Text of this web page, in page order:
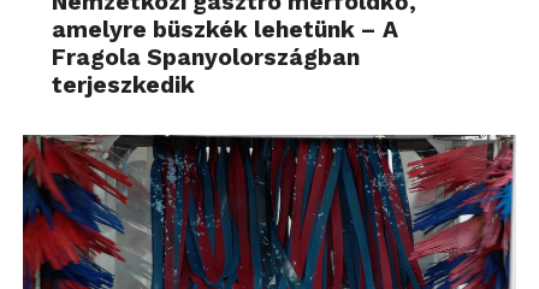
mennyezeten, a képernyő előtt vagy mögött.
Ezenkívül a menüben további lehetőségek vannak a
trapézbeállításhoz is, mely lehetővé teszi, hogy
megfelelő téglalap alakú képet kapjunk.
Automatikus függőleges trapézkorrekcióval is
rendelkezik, ami lehetővé teszi a felhasználó
számára, hogy könnyedén és szabadon vetíthesse ki
a kívánt tartalmat mennyezetre, falra vagy bármilyen
amelyre büszkék lehetünk – A
Fragola Spanyolországban
terjeszkedik